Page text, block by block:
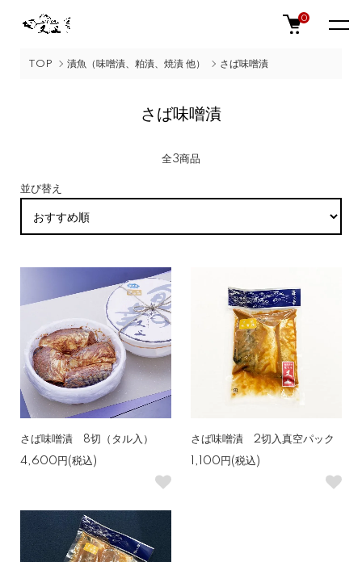
0
TOP 漬魚（味噌漬、粕漬、焼漬 他） さば味噌漬
さば味噌漬
全3商品
並び替え
さば味噌漬 8切（タル入）
4,600円(税込)
さば味噌漬 2切入真空パック
1,100円(税込)